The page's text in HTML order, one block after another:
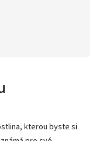
kterou byste si